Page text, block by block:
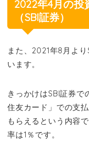
2022年4月の投
（SBI証券）
また、2021年8月よ
います。
きっかけはSBI証券
住友カード」での支
もらえるという内容
率は1％です。